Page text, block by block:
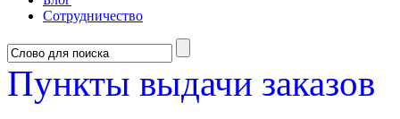
Сотрудничество
Пункты выдачи заказов